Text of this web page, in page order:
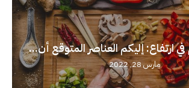
ارتفاع: إليكم العناصر المتوقع أن...
مارس 28, 2022